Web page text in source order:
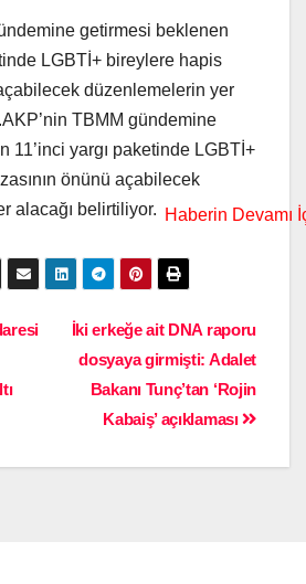
getirmesi beklenen
LGBTİ+ bireylere hapis
düzenlemelerin yer
TBMM gündemine
11’inci yargı paketinde LGBTİ+
önünü açabilecek
alacağı belirtiliyor.
İki erkeğe ait DNA raporu
dosyaya girmişti: Adalet
Bakanı Tunç’tan ‘Rojin
Kabaiş’ açıklaması